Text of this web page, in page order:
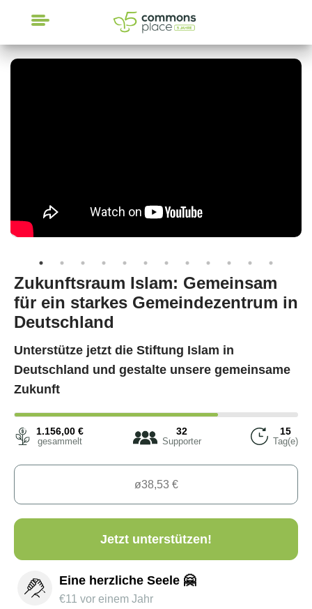
CrowdFunding
Zukunftsraum Islam: Gemeinsam
für ein starkes Gemeindezentrum in
Deutschland
Unterstütze jetzt die Stiftung Islam in
Deutschland und gestalte unsere gemeinsame
Zukunft
1.156,00 €
gesammelt
32
Supporter
15
Tag(e)
Jetzt unterstützen!
Eine herzliche Seele 🤗
€11 vor einem Jahr